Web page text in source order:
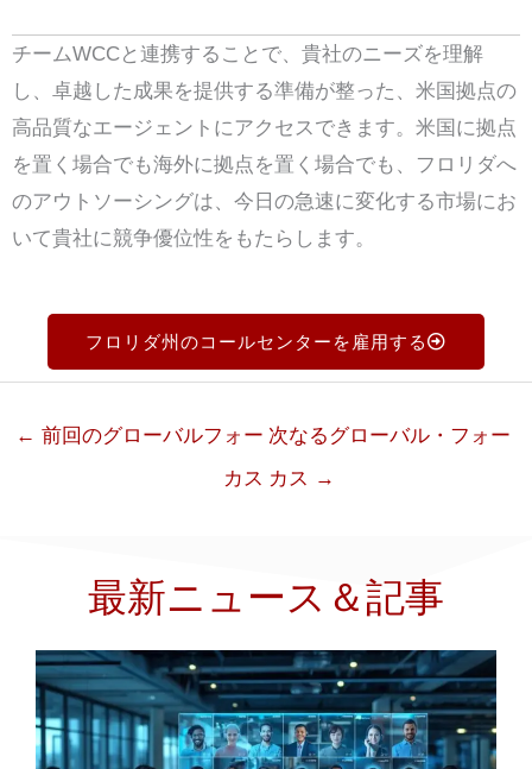
チームWCCと連携することで、貴社のニーズを理解
し、卓越した成果を提供する準備が整った、米国拠点の
高品質なエージェントにアクセスできます。米国に拠点
を置く場合でも海外に拠点を置く場合でも、フロリダへ
のアウトソーシングは、今日の急速に変化する市場にお
いて貴社に競争優位性をもたらします。
フロリダ州のコールセンターを雇用する
← 前回のグローバルフォー
カス
次なるグローバル・フォー
カス →
最新ニュース＆記事